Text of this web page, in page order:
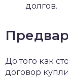
долгов.
До того как
договор